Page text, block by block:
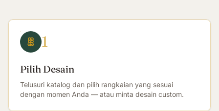
1
Pilih Desain
Telusuri katalog dan pilih rangkaian yang sesuai
dengan momen Anda — atau minta desain custom.